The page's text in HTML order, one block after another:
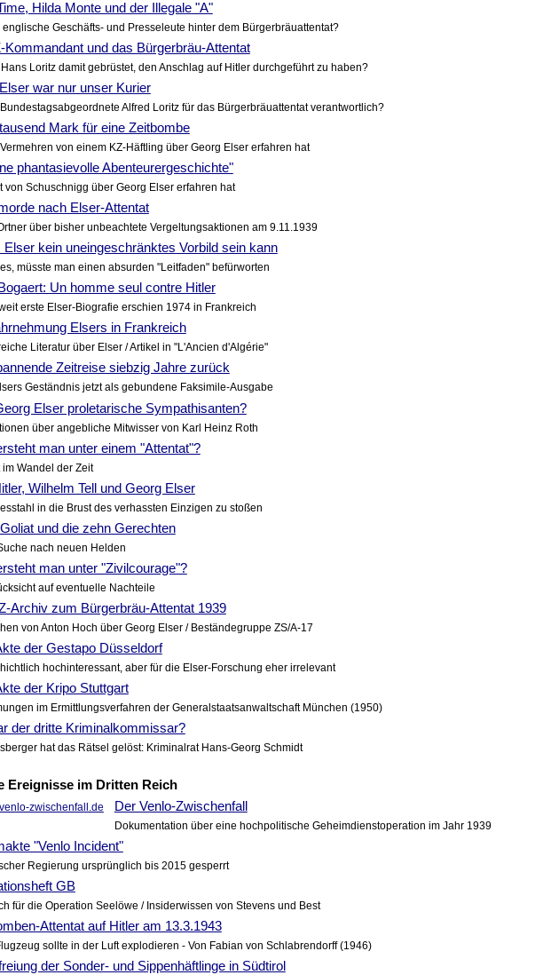
Hilda Monte und der Illegale "A"
Geschäfts- und Presseleute hinter dem Bürgerbräuattentat?
Kommandant und das Bürgerbräu-Attentat
Hans Loritz damit gebrüstet, den Anschlag auf Hitler durchgeführt zu haben?
war nur unser Kurier
Alfred Loritz für das Bürgerbräuattentat verantwortlich?
Mark für eine Zeitbombe
von einem KZ-Häftling über Georg Elser erfahren hat
phantasievolle Abenteurergeschichte"
von Schuschnigg über Georg Elser erfahren hat
nach Elser-Attentat
über bisher unbeachtete Vergeltungsaktionen am 9.11.1939
Elser kein uneingeschränktes Vorbild sein kann
müsste man einen absurden "Leitfaden" befürworten
Un homme seul contre Hitler
erste Elser-Biografie erschien 1974 in Frankreich
Elsers in Frankreich
Literatur über Elser / Artikel in "L'Ancien d'Algérie"
Zeitreise siebzig Jahre zurück
Geständnis jetzt als gebundene Faksimile-Ausgabe
Elser proletarische Sympathisanten?
über angebliche Mitwisser von Karl Heinz Roth
man unter einem "Attentat"?
im Wandel der Zeit
Wilhelm Tell und Georg Elser
in die Brust des verhassten Einzigen zu stoßen
und die zehn Gerechten
nach neuen Helden
man unter "Zivilcourage"?
auf eventuelle Nachteile
Archiv zum Bürgerbräu-Attentat 1939
von Anton Hoch über Georg Elser / Beständegruppe ZS/A-17
der Gestapo Düsseldorf
hochinteressant, aber für die Elser-Forschung eher irrelevant
der Kripo Stuttgart
im Ermittlungsverfahren der Generalstaatsanwaltschaft München (1950)
der dritte Kriminalkommissar?
hat das Rätsel gelöst: Kriminalrat Hans-Georg Schmidt
Ereignisse im Dritten Reich
Der Venlo-Zwischenfall
Dokumentation über eine hochpolitische Geheimdienstoperation im Jahr 1939
"Venlo Incident"
Regierung ursprünglich bis 2015 gesperrt
GB
für die Operation Seelöwe / Insiderwissen von Stevens und Best
Attentat auf Hitler am 13.3.1943
sollte in der Luft explodieren - Von Fabian von Schlabrendorff (1946)
der Sonder- und Sippenhäftlinge in Südtirol